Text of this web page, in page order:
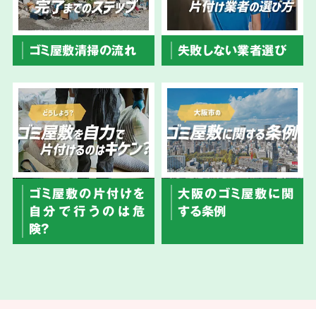
ゴミ屋敷清掃の流れ 失敗しない業者選び
ゴミ屋敷の片付けを
自分で行うのは危
険？
大阪のゴミ屋敷に関
する条例